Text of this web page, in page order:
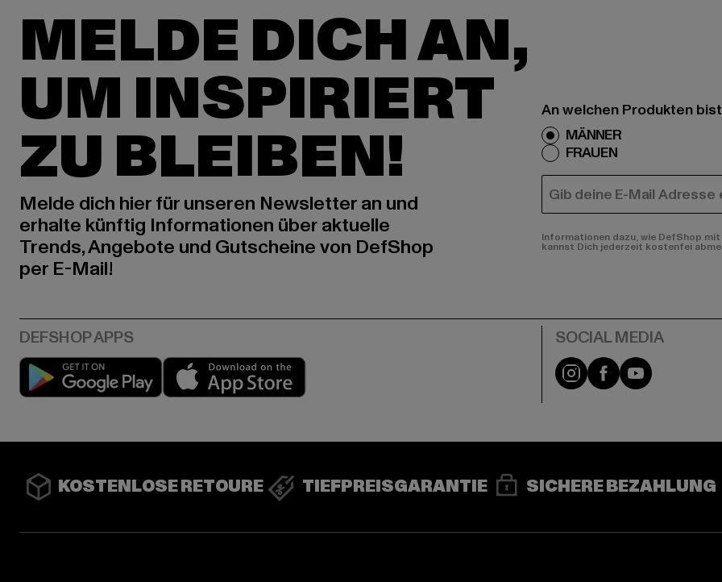
MELDE DICH AN,
UM INSPIRIERT
ZU BLEIBEN!
Melde dich hier für unseren Newsletter an und
erhalte künftig Informationen über aktuelle
Trends, Angebote und Gutscheine von DefShop
per E-Mail!
An welchen Produkten
MÄNNER
FRAUEN
E-MAIL
Informationen dazu, wie DefShop
kannst Dich jederzeit kostenfei
Play market Instagram
FacebookYouTube
KOSTENLOSE RETOURE TIEFPREISGARANTIE SICHERE BEZAHLUNG